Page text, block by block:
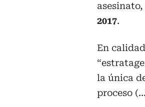
2017.
En
la única
proceso